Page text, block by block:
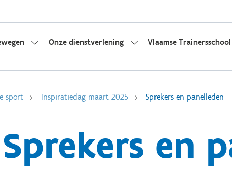
Onze dienstverlening Vlaamse Trainersschool
sport Inspiratiedag maart 2025 Sprekers en panelleden
Sprekers en